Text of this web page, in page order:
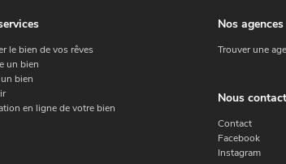
le bien de vos rêves
un bien
bien
en ligne de votre bien
Nos agences
Trouver une
Nous
Contact
Facebook
Instagram